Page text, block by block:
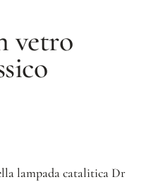
vetro
lampada catalitica Dr